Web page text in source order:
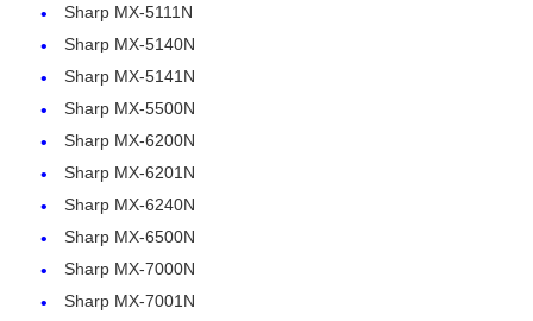
Chip toner Xerox
Chip toner Lexmark
Chip toner Kyocera
Chip toner Samsung
Sharp MX-5111N
Sharp MX-5140N
Sharp MX-5141N
Sharp MX-5500N
Sharp MX-6200N
Sharp MX-6201N
Sharp MX-6240N
Sharp MX-6500N
Sharp MX-7000N
Sharp MX-7001N